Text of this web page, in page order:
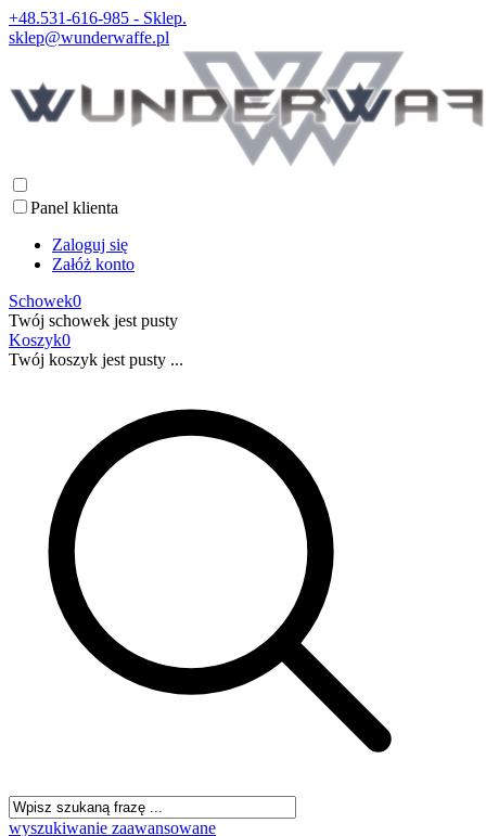
+48.531-616-985 - Sklep.
sklep@wunderwaffe.pl
Panel klienta
Zaloguj się
Załóż konto
Schowek0
Twój schowek jest pusty
Koszyk0
Twój koszyk jest pusty ...
wyszukiwanie zaawansowane